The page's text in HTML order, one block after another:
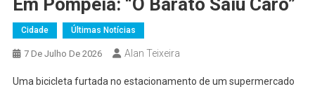
Cidade Últimas Notícias
7 De Julho De 2026 Alan Teixeira
Uma bicicleta furtada no estacionamento de um supermercado